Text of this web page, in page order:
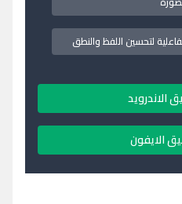
الاندرويد
الايفون